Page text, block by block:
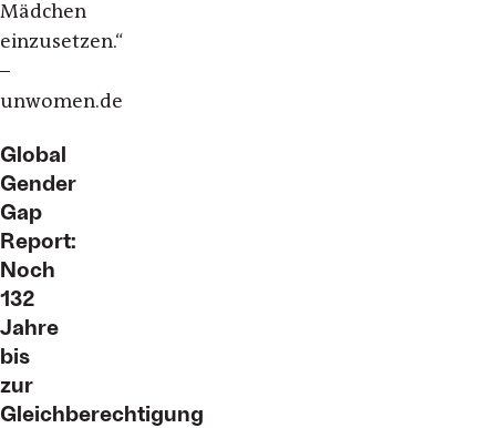
Mädchen
einzusetzen.“
–
unwomen.de
Global
Gender
Gap
Report:
Noch
132
Jahre
bis
zur
Gleichberechtigung